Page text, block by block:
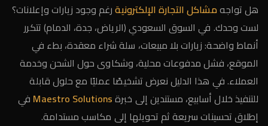
هل تواجهمشاكل التجارة الإلكترونيةرغم وجود زيارات وإعلانات؟
لست وحدك. في السوق السعودي (الرياض، جدة، الدمام) تتكرر
أنماط واضحة: زيارات بلا مبيعات، سلة شراء معقدة، بطء في
الموقع، فشل مدفوعات محلية، وشكاوى حول الشحن وخدمة
العملاء. في هذا الدليل نعرض تشخيصًا عمليًا مع حلول قابلة
للتنفيذ خلال أسابيع، مستندين إلى خبرةMaestro Solutions في
إطلاق تحسينات سريعة ثم تحويلها إلى مكاسب مستدامة.